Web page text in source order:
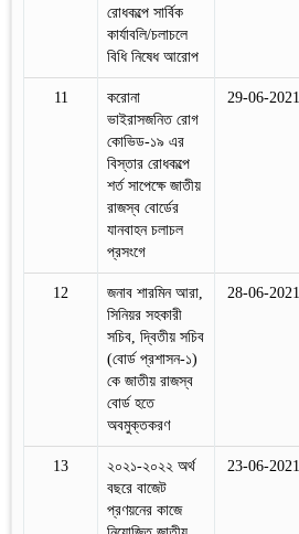
রোধকল্পে সার্বিক
কার্যাবলি/চলাচলে
বিধি নিষেধ আরোপ
11
করোনা
ভাইরাসজনিত রোগ
কোভিড-১৯ এর
বিস্তার রোধকল্পে
শর্ত সাপেক্ষে জাতীয়
রাজস্ব বোর্ডের
যানবাহন চলাচল
প্রসংগে
29-06-2021
12
জনাব শারমিন আরা,
সিনিয়র সহকারী
সচিব, দ্বিতীয় সচিব
(বোর্ড প্রশাসন-১)
কে জাতীয় রাজস্ব
বোর্ড হতে
অবমুক্তকরণ
28-06-2021
13
২০২১-২০২২ অর্থ
বছরে বাজেট
প্রণয়নের কাজে
23-06-2021